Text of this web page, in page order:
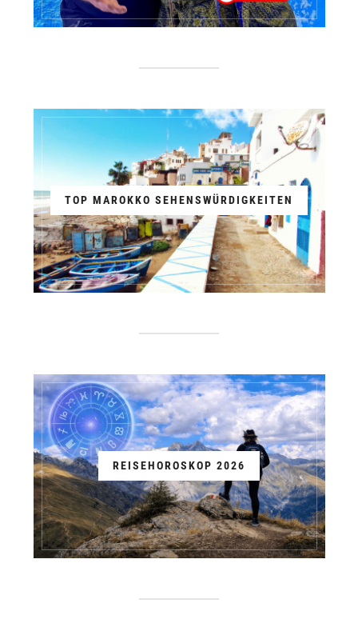
TOP MAROKKO SEHENSWÜRDIGKEITEN
REISEHOROSKOP 2026